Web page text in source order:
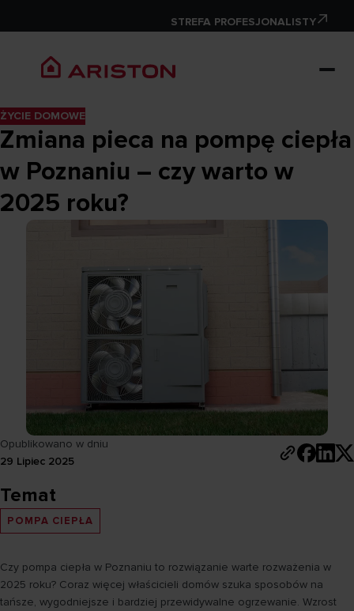
STREFA PROFESJONALISTY
ŻYCIE DOMOWE
Zmiana pieca na pompę ciepła
w Poznaniu – czy warto w
2025 roku?
Opublikowano w dniu
29 Lipiec 2025
Temat
POMPA CIEPŁA
Czy pompa ciepła w Poznaniu to rozwiązanie warte rozważenia w
2025 roku? Coraz więcej właścicieli domów szuka sposobów na
tańsze, wygodniejsze i bardziej przewidywalne ogrzewanie. Wzrost